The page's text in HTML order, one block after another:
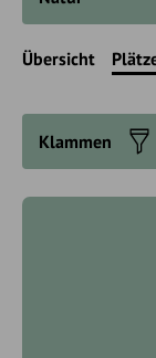
Übersicht
Klammen